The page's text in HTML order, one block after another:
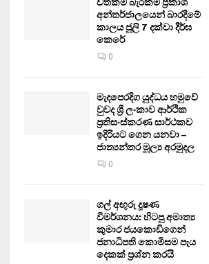
වත්කම් බැරකම් ප්‍රකාශ
අන්තර්ජාලයෙන් බාරදීමේ
කාලය ජූලි 7 දක්වා දීර්ඝ
කෙරේ
0
මැදපෙරදිග යුද්ධය හමුවේ
වුවද ශ්‍රී ලංකාව ආර්ථික
ප්‍රතිසංස්කරණ සාර්ථකව
ඉදිරියට ගෙන යනවා –
ජාත්‍යන්තර මූල්‍ය අරමුදල
0
ගල් අඟුරු දූෂණ
විමර්ශනය: හිටපු අමාත්‍ය
කුමාර ජයකොඩිගෙන්
ජනාධිපති කොමිසම පැය
දෙකක් ප්‍රශ්න කරයි